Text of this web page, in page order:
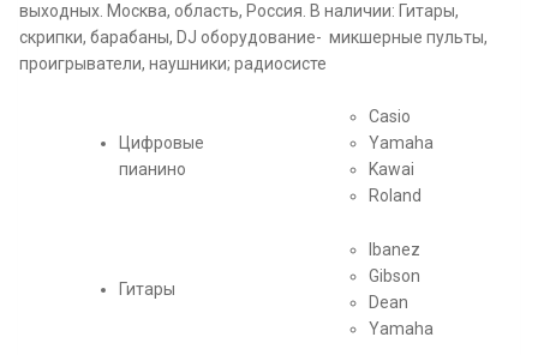
выходных. Москва, область, Россия. В наличии: Гитары,
скрипки, барабаны, DJ оборудование- микшерные пульты,
проигрыватели, наушники; радиосисте
Цифровые
пианино
Casio
Yamaha
Kawai
Roland
Гитары
Ibanez
Gibson
Dean
Yamaha